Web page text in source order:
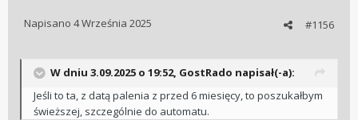
Wysłane z mojego SM-S938B przy użyciu Tapatalka
#1156
Napisano 4 Września 2025
W dniu 3.09.2025 o 19:52, GostRado napisał(-a):
Jeśli to ta, z datą palenia z przed 6 miesięcy, to poszukałbym
świeższej, szczególnie do automatu.